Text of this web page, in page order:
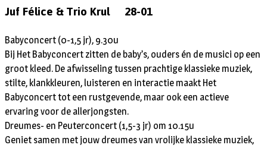
Juf Félice & Trio Krul 28-01
Babyconcert (0-1,5 jr), 9.30u
Bij Het Babyconcert zitten de baby’s, ouders én de musici op een
groot kleed. De afwisseling tussen prachtige klassieke muziek,
stilte, klankkleuren, luisteren en interactie maakt Het
Babyconcert tot een rustgevende, maar ook een actieve
ervaring voor de allerjongsten.
Dreumes- en Peuterconcert (1,5-3 jr) om 10.15u
Geniet samen met jouw dreumes van vrolijke klassieke muziek,